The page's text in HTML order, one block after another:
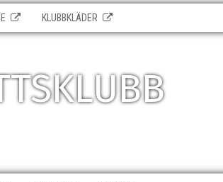
KLUBBKLÄDER